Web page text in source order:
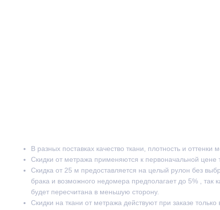
В разных поставках качество ткани, плотность и
Скидки от метража применяются к первоначальной
Скидка от 25 м предоставляется на целый рулон без
брака и возможного недомера предполагает до 5% , так
будет пересчитана в меньшую сторону.
Скидки на ткани от метража действуют при заказе